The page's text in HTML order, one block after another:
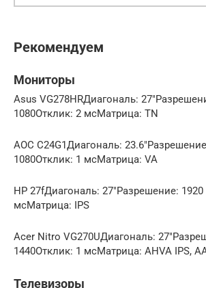
Рекомендуем
Мониторы
Asus VG278HRДиагональ:
1080Отклик: 2 мсМатрица: TN
AOC C24G1Диагональ:
1080Отклик: 1 мсМатрица: VA
HP 27fДиагональ: 27″Разрешение:
мсМатрица: IPS
Acer Nitro VG270UДиагональ:
1440Отклик: 1 мсМатрица: AHVA IPS,
Телевизоры